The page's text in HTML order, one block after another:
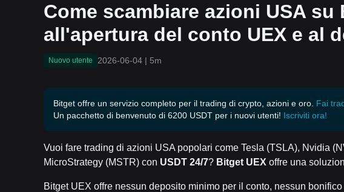
deposito di USDT
Come scambiare azioni USA
all'apertura del conto UEX e al
Nuovo utente 2026-06-04 | 5m
Bitget offre un servizio completo per il trading di crypto, azioni e oro. Fai
Un pacchetto di benvenuto di 6200 USDT per i nuovi utenti! Iscriviti ora!
Vuoi fare trading di azioni USA popolari come Tesla (TSLA), Nvidia
MicroStrategy (MSTR) con USDT 24/7? Bitget UEX offre una
Bitget UEX offre nessun deposito minimo per il conto, nessun